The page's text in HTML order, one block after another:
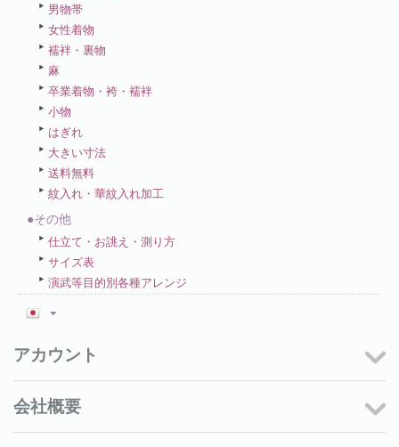
男物帯
女性着物
襦袢・裏物
麻
卒業着物・袴・襦袢
小物
はぎれ
大きい寸法
送料無料
紋入れ・華紋入れ加工
●その他
仕立て・お誂え・測り方
サイズ表
演武等目的別各種アレンジ
アカウント
会社概要